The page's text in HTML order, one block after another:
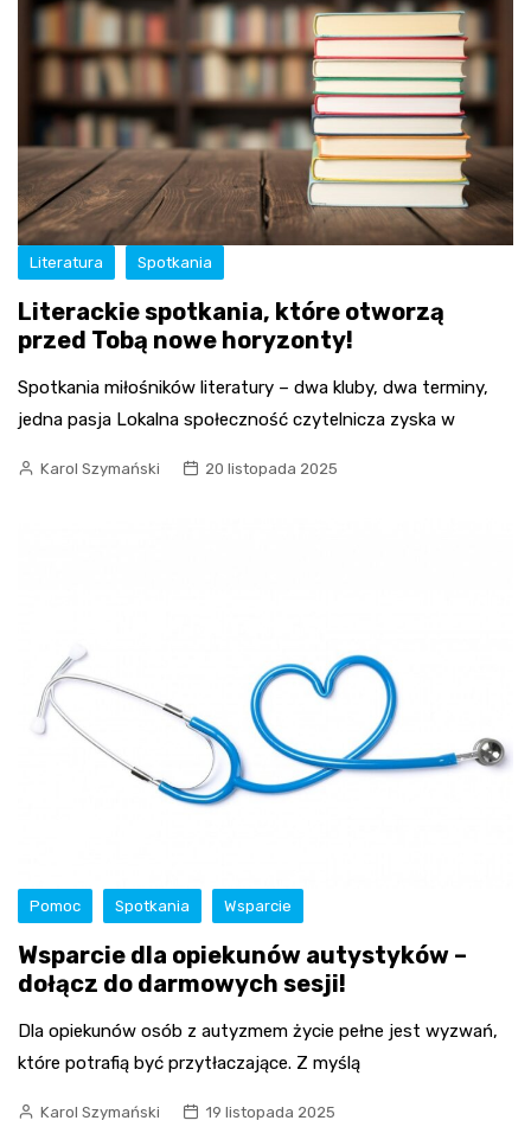
Literatura Spotkania
Literackie spotkania, które otworzą
przed Tobą nowe horyzonty!
Spotkania miłośników literatury – dwa kluby, dwa terminy,
jedna pasja Lokalna społeczność czytelnicza zyska w
Karol Szymański 20 listopada 2025
Pomoc Spotkania Wsparcie
Wsparcie dla opiekunów autystyków –
dołącz do darmowych sesji!
Dla opiekunów osób z autyzmem życie pełne jest wyzwań,
które potrafią być przytłaczające. Z myślą
Karol Szymański 19 listopada 2025